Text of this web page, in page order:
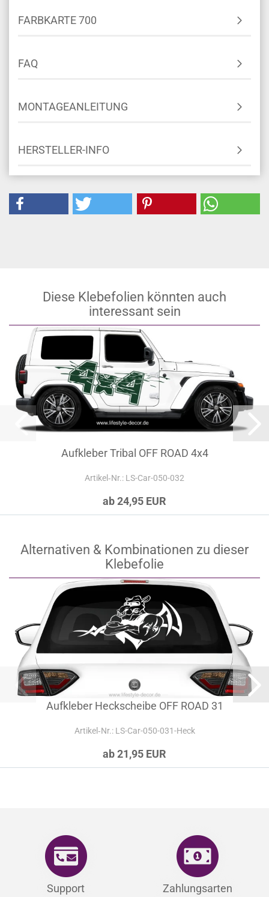
FARBKARTE 700
FAQ
MONTAGEANLEITUNG
HERSTELLER-INFO
Diese Klebefolien könnten auch
interessant sein
Aufkleber Tribal OFF ROAD 4x4
Artikel‑Nr.: LS-Car-050-032
ab 24,95 EUR
Alternativen & Kombinationen zu dieser
Klebefolie
Aufkleber Heckscheibe OFF ROAD 31
Artikel‑Nr.: LS-Car-050-031-Heck
ab 21,95 EUR
Support Zahlungsarten